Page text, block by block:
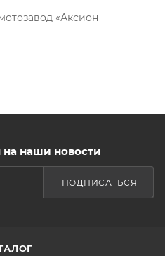
«Аксион-
на наши новости
ПОДПИСАТЬСЯ